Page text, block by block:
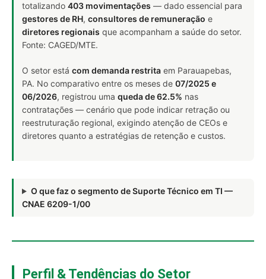
totalizando 403 movimentações — dado essencial para
gestores de RH, consultores de remuneração e
diretores regionais que acompanham a saúde do setor.
Fonte: CAGED/MTE.
O setor está com demanda restrita em Parauapebas,
PA. No comparativo entre os meses de 07/2025 e
06/2026, registrou uma queda de 62.5% nas
contratações — cenário que pode indicar retração ou
reestruturação regional, exigindo atenção de CEOs e
diretores quanto a estratégias de retenção e custos.
O que faz o segmento de Suporte Técnico em TI —
CNAE 6209-1/00
Perfil & Tendências do Setor